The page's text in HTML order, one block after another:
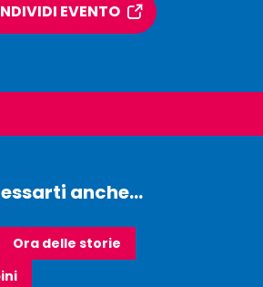
EVENTO
anche...
Ora delle storie